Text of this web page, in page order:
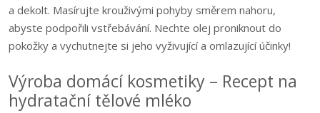
a dekolt. Masírujte krouživými pohyby směrem nahoru,
abyste podpořili vstřebávání. Nechte olej proniknout do
pokožky a vychutnejte si jeho vyživující a omlazující účinky!
Výroba domácí kosmetiky – Recept na
hydratační tělové mléko